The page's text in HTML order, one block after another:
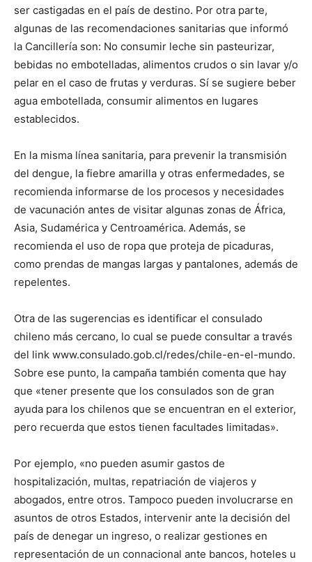
ser castigadas en el país de destino. Por otra parte,
algunas de las recomendaciones sanitarias que informó
la Cancillería son: No consumir leche sin pasteurizar,
bebidas no embotelladas, alimentos crudos o sin lavar y/o
pelar en el caso de frutas y verduras. Sí se sugiere beber
agua embotellada, consumir alimentos en lugares
establecidos.
En la misma línea sanitaria, para prevenir la transmisión
del dengue, la fiebre amarilla y otras enfermedades, se
recomienda informarse de los procesos y necesidades
de vacunación antes de visitar algunas zonas de África,
Asia, Sudamérica y Centroamérica. Además, se
recomienda el uso de ropa que proteja de picaduras,
como prendas de mangas largas y pantalones, además de
repelentes.
Otra de las sugerencias es identificar el consulado
chileno más cercano, lo cual se puede consultar a través
del link www.consulado.gob.cl/redes/chile-en-el-mundo.
Sobre ese punto, la campaña también comenta que hay
que «tener presente que los consulados son de gran
ayuda para los chilenos que se encuentran en el exterior,
pero recuerda que estos tienen facultades limitadas».
Por ejemplo, «no pueden asumir gastos de
hospitalización, multas, repatriación de viajeros y
abogados, entre otros. Tampoco pueden involucrarse en
asuntos de otros Estados, intervenir ante la decisión del
país de denegar un ingreso, o realizar gestiones en
representación de un connacional ante bancos, hoteles u